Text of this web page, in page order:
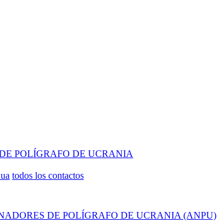
POLÍGRAFO DE UCRANIA
todos los contactos
DE POLÍGRAFO DE UCRANIA (ANPU)